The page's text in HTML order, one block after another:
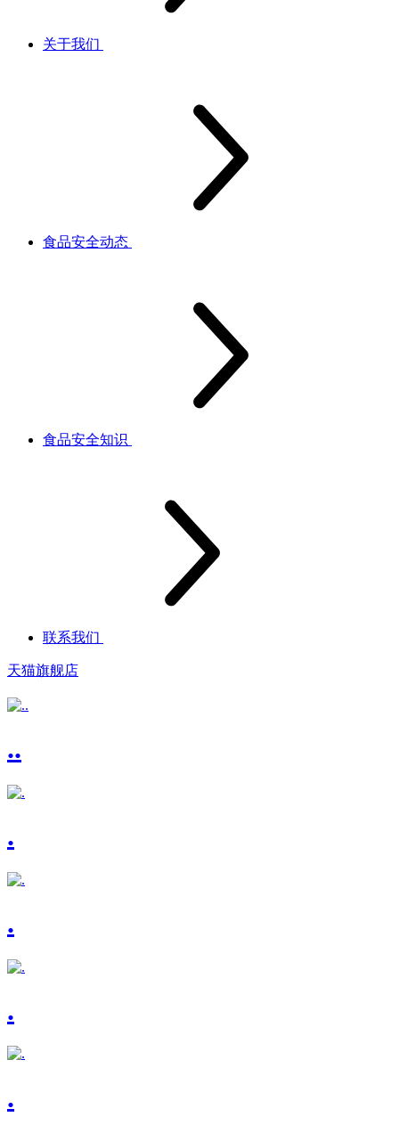
关于我们
食品安全动态
食品安全知识
联系我们
天猫旗舰店
..
.
.
.
.